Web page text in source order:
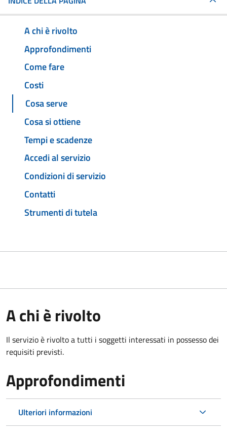
A chi è rivolto
Approfondimenti
Come fare
Costi
Cosa serve
Cosa si ottiene
Tempi e scadenze
Accedi al servizio
Condizioni di servizio
Contatti
Strumenti di tutela
A chi è rivolto
Il servizio è rivolto a tutti i soggetti interessati in possesso dei
requisiti previsti.
Approfondimenti
Ulteriori informazioni